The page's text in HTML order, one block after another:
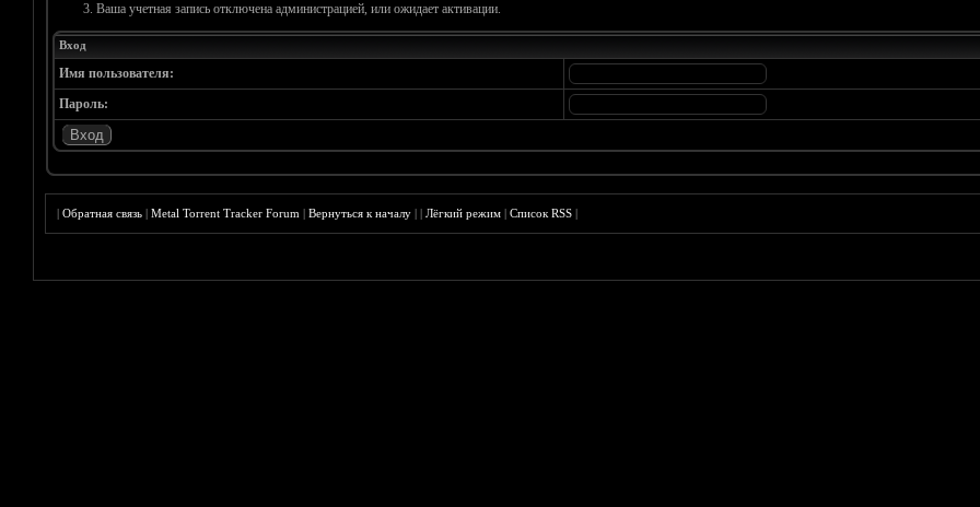
Ваша учетная запись отключена администрацией, или ожидает активации.
Вход
Имя пользователя:
Пароль:
|Обратная связь |Metal Torrent Tracker Forum |Вернуться к началу ||Лёгкий режим |Список RSS |